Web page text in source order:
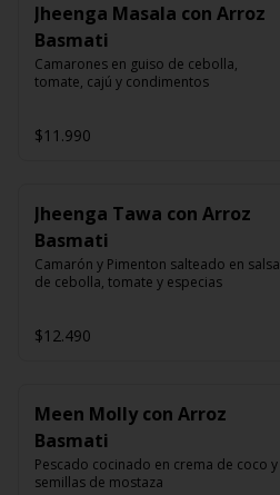
Jheenga Masala con Arroz
Basmati
Camarones en guiso de cebolla,
tomate, cajú y condimentos
$11.990
Jheenga Tawa con Arroz
Basmati
Camarón y Pimenton salteado en salsa
de cebolla, tomate y especias
$12.490
Meen Molly con Arroz
Basmati
Pescado cocinado en crema de coco y
semillas de mostaza